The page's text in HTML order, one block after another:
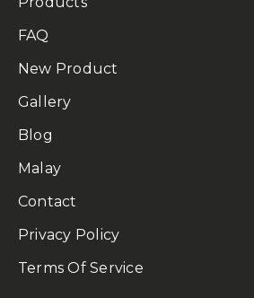
FAQ
New Product
Gallery
Blog
Malay
Contact
Privacy Policy
Terms Of Service